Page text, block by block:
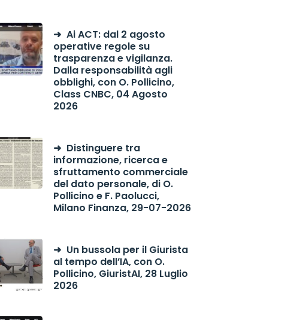
Ai ACT: dal 2 agosto
operative regole su
trasparenza e vigilanza.
Dalla responsabilità agli
obblighi, con O. Pollicino,
Class CNBC, 04 Agosto
2026
Distinguere tra
informazione, ricerca e
sfruttamento commerciale
del dato personale, di O.
Pollicino e F. Paolucci,
Milano Finanza, 29-07-2026
Un bussola per il Giurista
al tempo dell’IA, con O.
Pollicino, GiuristAI, 28 Luglio
2026